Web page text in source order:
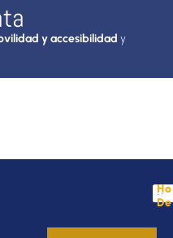
y accesibilidad y